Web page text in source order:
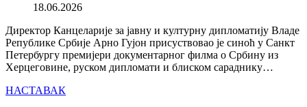
18.06.2026
Директор Канцеларије за јавну и културну дипломатију Владе
Републике Србије Арно Гујон присуствовао је синоћ у Санкт
Петербургу премијери документарног филма о Србину из
Херцеговине, руском дипломати и блиском сараднику…
НАСТАВАК